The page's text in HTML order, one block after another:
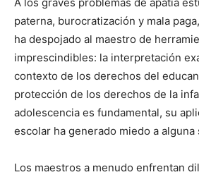
A los graves problemas de apatía
paterna, burocratización y mala
ha despojado al maestro de
imprescindibles: la interpretación
contexto de los derechos del
protección de los derechos de la
adolescencia es fundamental, su
escolar ha generado miedo a alguna
Los maestros a menudo enfrentan